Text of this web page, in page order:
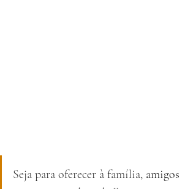
Seja para oferecer à família, amigos